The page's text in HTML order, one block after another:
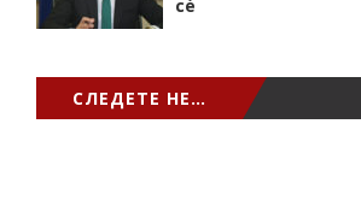
сѐ
СЛЕДЕТЕ НЕ…